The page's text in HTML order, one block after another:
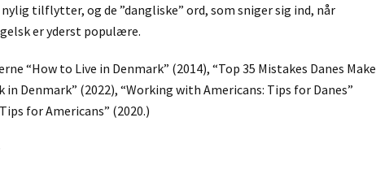
tilflytter, og de ”dangliske” ord, som sniger sig ind, når
er yderst populære.
“How to Live in Denmark” (2014), “Top 35 Mistakes Danes Make
in Denmark” (2022), “Working with Americans: Tips for Danes”
for Americans” (2020.)